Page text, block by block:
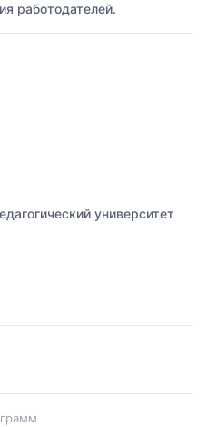
работодателей.
университет